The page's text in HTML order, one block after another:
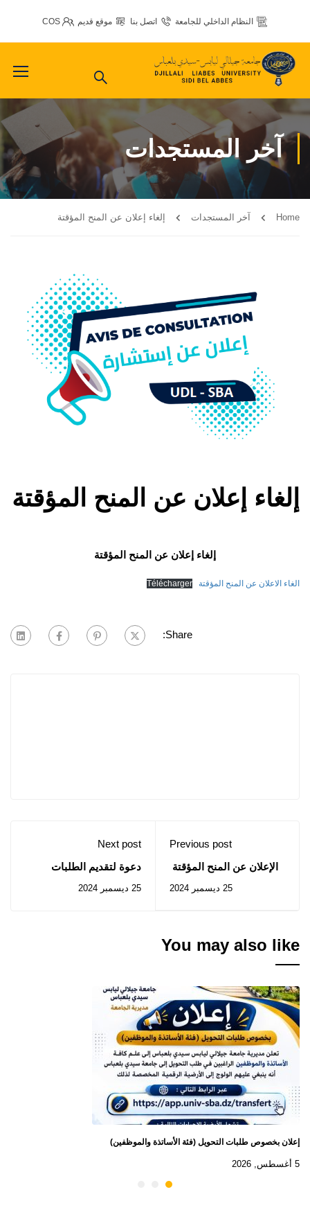
النظام الداخلي للجامعة اتصل بنا موقع قديم COS
آخر المستجدات
Home آخر المستجدات إلغاء إعلان عن المنح المؤقتة
إلغاء إعلان عن المنح المؤقتة
إلغاء إعلان عن المنح المؤقتة
الغاء الاعلان عن المنح المؤقتة Télécharger
Share:
Previous post
الإعلان عن المنح المؤقتة
25 ديسمبر 2024
Next post
دعوة لتقديم الطلبات
الدكتوراه
25 ديسمبر 2024
You may also like
إعلان بخصوص طلبات التحويل (فئة الأساتذة والموظفين)
5 أغسطس, 2026